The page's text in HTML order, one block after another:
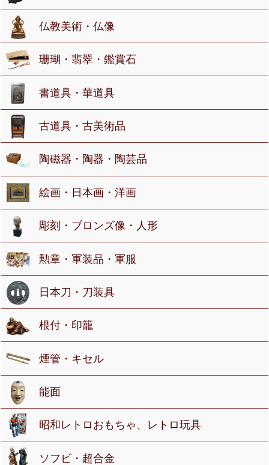
仏教美術・仏像
珊瑚・翡翠・鑑賞石
書道具・華道具
古道具・古美術品
陶磁器・陶器・陶芸品
絵画・日本画・洋画
彫刻・ブロンズ像・人形
勲章・軍装品・軍服
日本刀・刀装具
根付・印籠
煙管・キセル
能面
昭和レトロおもちゃ、レトロ玩具
ソフビ・超合金